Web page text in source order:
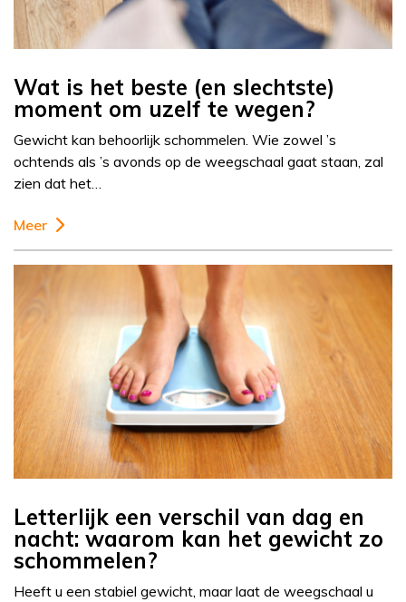
Wat is het beste (en slechtste)
moment om uzelf te wegen?
Gewicht kan behoorlijk schommelen. Wie zowel ’s
ochtends als ’s avonds op de weegschaal gaat staan, zal
zien dat het…
Meer
Letterlijk een verschil van dag en
nacht: waarom kan het gewicht zo
schommelen?
Heeft u een stabiel gewicht, maar laat de weegschaal u